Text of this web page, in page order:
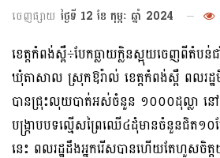
ចេញផ្សាយ ថ្ងៃទី 12 ខែ កុម្ភៈ ឆ្នាំ 2024
ខេត្តកំពង់ស្ពឺ÷បែកធ្លាយក្លិនស្អុយចេញពីតំបន់
ឃុំតាសាល ស្រុកឱរ៉ាល់ ខេត្ដកំពង់ស្ពឺ ពលរដ្ឋ
បានជ្រុះលុយបាត់អស់ចំនួន ១០០០ដុល្លា នៅថ្ង
បង្ក្រាបបទល្មើសព្រៃឈើ៤ដុំមានចំនួនជិត១
នេះ ពលរដ្ឋដឹងអ្នករើសបានហើយតែហួសចិត្ត